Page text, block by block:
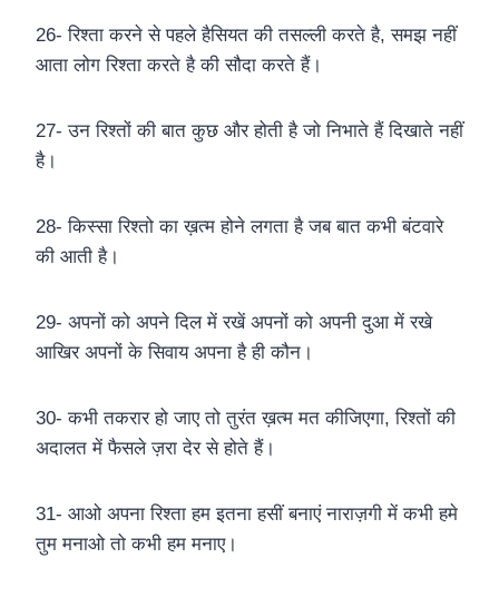
26- रिश्ता करने से पहले हैसियत की तसल्ली करते है, समझ नहीं
आता लोग रिश्ता करते है की सौदा करते हैं।
27- उन रिश्तों की बात कुछ और होती है जो निभाते हैं दिखाते नहीं
है।
28- किस्सा रिश्तो का ख़त्म होने लगता है जब बात कभी बंटवारे
की आती है।
29- अपनों को अपने दिल में रखें अपनों को अपनी दुआ में रखे
आखिर अपनों के सिवाय अपना है ही कौन।
30- कभी तकरार हो जाए तो तुरंत ख़त्म मत कीजिएगा, रिश्तों की
अदालत में फैसले ज़रा देर से होते हैं।
31- आओ अपना रिश्ता हम इतना हसीं बनाएं नाराज़गी में कभी हमे
तुम मनाओ तो कभी हम मनाए।